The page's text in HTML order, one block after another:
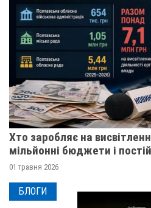
Хто заробляє на
мільйонні бюджети і
01 травня 2026
БЛОГИ